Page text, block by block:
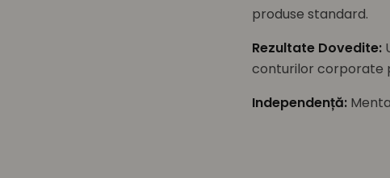
produse standard.
Rezultate Dovedite:
conturilor corporate
Independență: